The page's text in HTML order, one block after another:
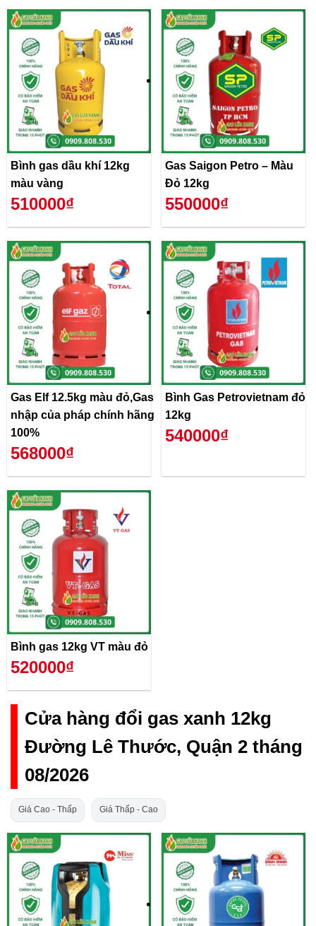
Bình gas dầu khí 12kg
màu vàng
510000₫
Gas Saigon Petro – Màu
Đỏ 12kg
550000₫
Gas Elf 12.5kg màu đỏ,Gas
nhập của pháp chính hãng
100%
568000₫
Bình Gas Petrovietnam đỏ
12kg
540000₫
Bình gas 12kg VT màu đỏ
520000₫
Cửa hàng đổi gas xanh 12kg
Đường Lê Thước, Quận 2 tháng
08/2026
Giá Cao - Thấp Giá Thấp - Cao